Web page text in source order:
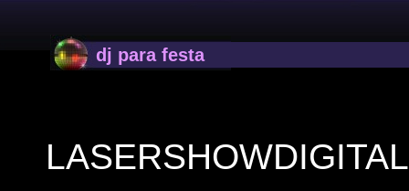
dj para festa
LASERSHOWDIGITAL